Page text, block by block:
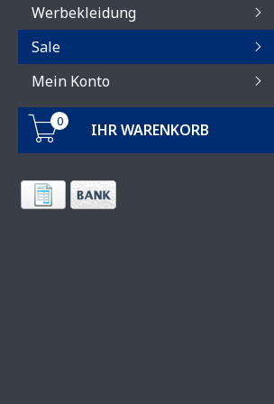
Werbekleidung
Sale
Mein Konto
0 IHR WARENKORB